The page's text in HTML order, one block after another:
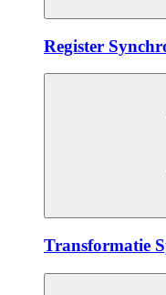
Register
Transformatie